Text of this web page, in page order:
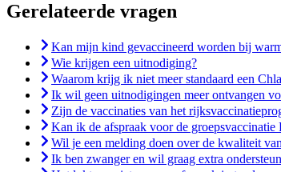
Gerelateerde vragen
Kan mijn kind gevaccineerd worden bij
Wie krijgen een uitnodiging?
Waarom krijg ik niet meer standaard een
Ik wil geen uitnodigingen meer ontvangen
Zijn de vaccinaties van het
Kan ik de afspraak voor de groepsvaccinatie
Wil je een melding doen over de kwaliteit
Ik ben zwanger en wil graag extra